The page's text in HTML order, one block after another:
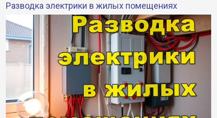
Разводка электрики в жилых помещениях